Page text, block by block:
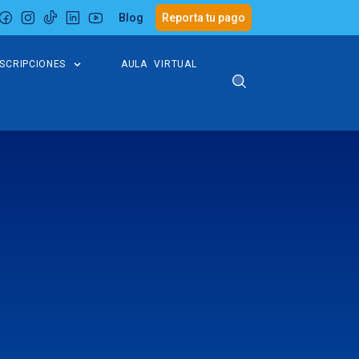
Blog Reporta tu pago
AULA VIRTUAL